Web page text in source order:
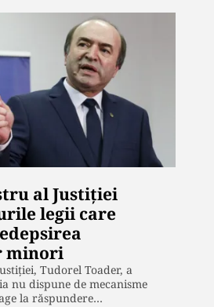
al Justiției
legii care
minori
Tudorel Toader, a
nu dispune de mecanisme
la răspundere…